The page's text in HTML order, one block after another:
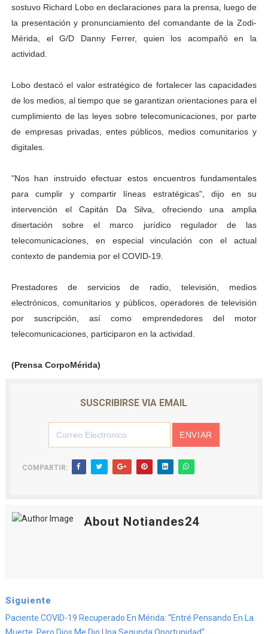
sostuvo Richard Lobo en declaraciones para la prensa, luego de
la presentación y pronunciamiento del comandante de la Zodi-
Mérida, el G/D Danny Ferrer, quien los acompañó en la
actividad.
Lobo destacó el valor estratégico de fortalecer las capacidades
de los medios, al tiempo que se garantizan orientaciones para el
cumplimiento de las leyes sobre telecomunicaciones, por parte
de empresas privadas, entes públicos, medios comunitarios y
digitales.
"Nos han instruido efectuar estos encuentros fundamentales
para cumplir y compartir líneas estratégicas", dijo en su
intervención el Capitán Da Silva, ofreciendo una amplia
disertación sobre el marco jurídico regulador de las
telecomunicaciones, en especial vinculación con el actual
contexto de pandemia por el COVID-19.
Prestadores de servicios de radio, televisión, medios
electrónicos, comunitarios y públicos, operadores de televisión
por suscripción, así como emprendedores del motor
telecomunicaciones, participaron en la actividad.
(Prensa CorpoMérida)
SUSCRIBIRSE VIA EMAIL
COMPARTIR:
About Notiandes24
Siguiente
Paciente COVID-19 Recuperado En Mérida: “Entré Pensando En La